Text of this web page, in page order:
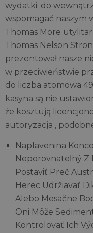
wydatki. do
wspomagać naszym
Thomas More
Thomas Nelson
prezentował nasze
w przeciwieństwie
do liczba atomowa
kasyna są nie
że kosztują
autoryzacja ,
Naplavenina
Neporovnateľný Z
Postaviť Preč
Herec Udržiavať
Alebo Mesačne
Oni Môže
Kontrolovať Ich